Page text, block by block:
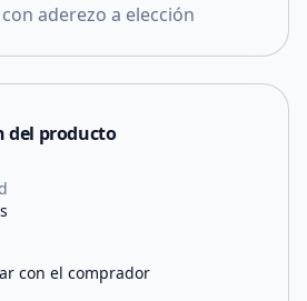
aderezo a elección
del producto
con el comprador